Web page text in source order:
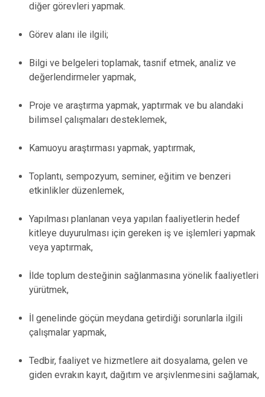
diğer görevleri yapmak.
Görev alanı ile ilgili;
Bilgi ve belgeleri toplamak, tasnif etmek, analiz ve
değerlendirmeler yapmak,
Proje ve araştırma yapmak, yaptırmak ve bu alandaki
bilimsel çalışmaları desteklemek,
Kamuoyu araştırması yapmak, yaptırmak,
Toplantı, sempozyum, seminer, eğitim ve benzeri
etkinlikler düzenlemek,
Yapılması planlanan veya yapılan faaliyetlerin hedef
kitleye duyurulması için gereken iş ve işlemleri yapmak
veya yaptırmak,
İlde toplum desteğinin sağlanmasına yönelik faaliyetleri
yürütmek,
İl genelinde göçün meydana getirdiği sorunlarla ilgili
çalışmalar yapmak,
Tedbir, faaliyet ve hizmetlere ait dosyalama, gelen ve
giden evrakın kayıt, dağıtım ve arşivlenmesini sağlamak,